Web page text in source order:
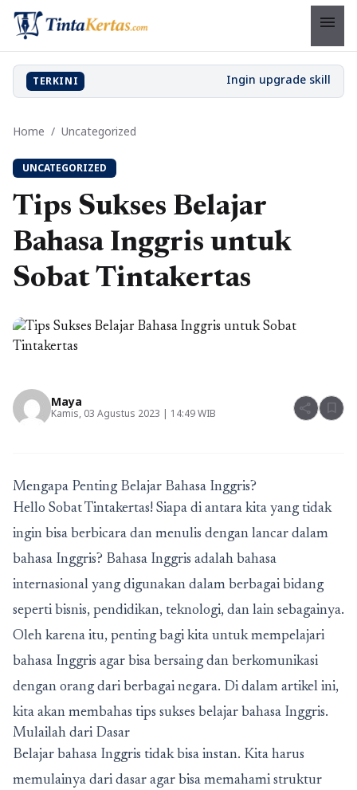
menu
TERKINI
Home / Uncategorized
UNCATEGORIZED
Tips Sukses Belajar
Bahasa Inggris untuk
Sobat Tintakertas
Maya
Kamis, 03 Agustus 2023 | 14:49 WIB share bookmark
Mengapa Penting Belajar Bahasa Inggris?
Hello Sobat Tintakertas! Siapa di antara kita yang tidak
ingin bisa berbicara dan menulis dengan lancar dalam
bahasa Inggris? Bahasa Inggris adalah bahasa
internasional yang digunakan dalam berbagai bidang
seperti bisnis, pendidikan, teknologi, dan lain sebagainya.
Oleh karena itu, penting bagi kita untuk mempelajari
bahasa Inggris agar bisa bersaing dan berkomunikasi
dengan orang dari berbagai negara. Di dalam artikel ini,
kita akan membahas tips sukses belajar bahasa Inggris.
Mulailah dari Dasar
Belajar bahasa Inggris tidak bisa instan. Kita harus
memulainya dari dasar agar bisa memahami struktur